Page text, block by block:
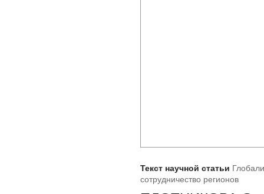
Текст научной статьи
сотрудничество регионов